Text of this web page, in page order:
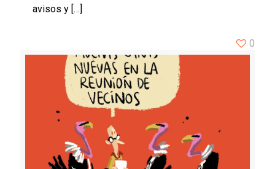
avisos y […]
0